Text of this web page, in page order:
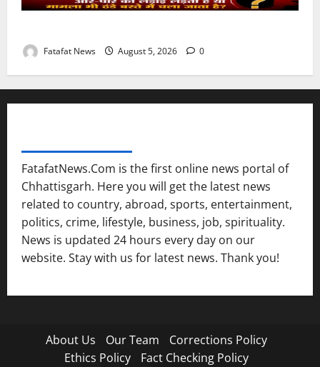
Fatafat News August 5, 2026 0
FatafatNews.Com is the first online news portal of
Chhattisgarh. Here you will get the latest news
related to country, abroad, sports, entertainment,
politics, crime, lifestyle, business, job, spirituality.
News is updated 24 hours every day on our
website. Stay with us for latest news. Thank you!
About Us Our Team
Corrections Policy
Ethics Policy
Fact Checking Policy